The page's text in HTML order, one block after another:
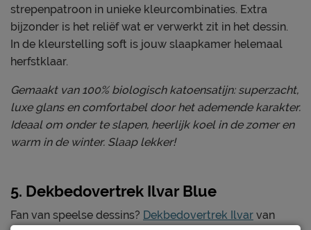
strepenpatroon in unieke kleurcombinaties. Extra
bijzonder is het reliëf wat er verwerkt zit in het dessin.
In de kleurstelling soft is jouw slaapkamer helemaal
herfstklaar.
Gemaakt van 100% biologisch katoensatijn: superzacht,
luxe glans en comfortabel door het ademende karakter.
Ideaal om onder te slapen, heerlijk koel in de zomer en
warm in de winter. Slaap lekker!
5. Dekbedovertrek Ilvar Blue
Fan van speelse dessins? Dekbedovertrek Ilvar van